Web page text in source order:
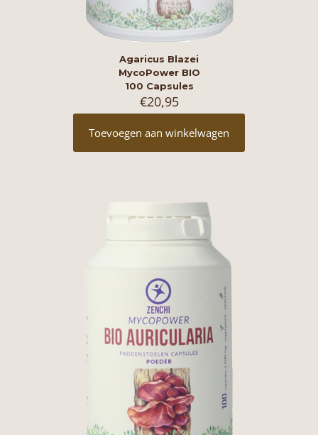
Agaricus Blazei
MycoPower BIO
100 Capsules
€20,95
Toevoegen aan winkelwagen